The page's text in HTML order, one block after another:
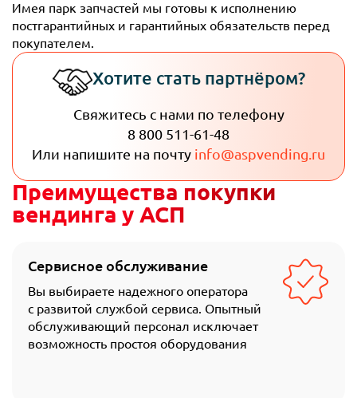
Имея парк запчастей мы готовы к исполнению
постгарантийных и гарантийных обязательств перед
покупателем.
Хотите стать партнёром?
Свяжитесь с нами по телефону
8 800 511-61-48
Или напишите на почту info@aspvending.ru
Преимущества покупки
вендинга у АСП
Сервисное обслуживание
Вы выбираете надежного оператора
с развитой службой сервиса. Опытный
обслуживающий персонал исключает
возможность простоя оборудования